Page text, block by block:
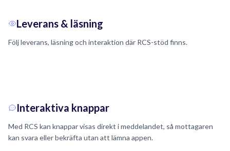
Leverans & läsning
Följ leverans, läsning och interaktion där RCS-stöd finns.
Interaktiva knappar
Med RCS kan knappar visas direkt i meddelandet, så mottagaren
kan svara eller bekräfta utan att lämna appen.